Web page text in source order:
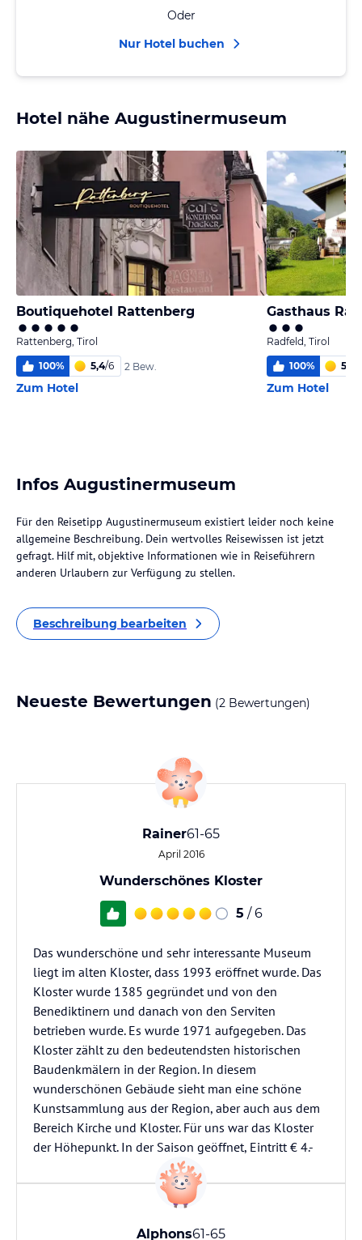
Oder
Nur Hotel buchen
Hotel nähe Augustinermuseum
Boutiquehotel Rattenberg
Rattenberg, Tirol
100% 5,4/6 2 Bew.
Zum Hotel
Gasthaus
Radfeld, Tirol
100% 5,5
Zum Hotel
Infos Augustinermuseum
Für den Reisetipp Augustinermuseum existiert leider noch keine
allgemeine Beschreibung. Dein wertvolles Reisewissen ist jetzt
gefragt. Hilf mit, objektive Informationen wie in Reiseführern
anderen Urlaubern zur Verfügung zu stellen.
Beschreibung bearbeiten
Neueste Bewertungen (2 Bewertungen)
Rainer61-65
April 2016
Wunderschönes Kloster
5 / 6
Das wunderschöne und sehr interessante Museum
liegt im alten Kloster, dass 1993 eröffnet wurde. Das
Kloster wurde 1385 gegründet und von den
Benediktinern und danach von den Serviten
betrieben wurde. Es wurde 1971 aufgegeben. Das
Kloster zählt zu den bedeutendsten historischen
Baudenkmälern in der Region. In diesem
wunderschönen Gebäude sieht man eine schöne
Kunstsammlung aus der Region, aber auch aus dem
Bereich Kirche und Kloster. Für uns war das Kloster
der Höhepunkt. In der Saison geöffnet, Eintritt € 4.-
Alphons61-65